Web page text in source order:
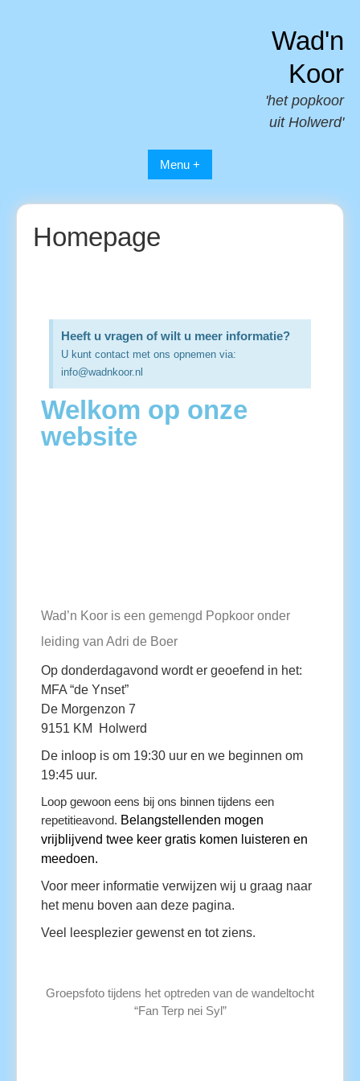
Wad'n
Koor
'het popkoor
uit Holwerd'
Menu +
Homepage
Heeft u vragen of wilt u meer informatie?
U kunt contact met ons opnemen via:
info@wadnkoor.nl
Welkom op onze
website
Wad’n Koor is een gemengd Popkoor onder
leiding van Adri de Boer
Op donderdagavond wordt er geoefend in het:
MFA “de Ynset”
De Morgenzon 7
9151 KM Holwerd
De inloop is om 19:30 uur en we beginnen om
19:45 uur.
Loop gewoon eens bij ons binnen tijdens een
repetitieavond. Belangstellenden mogen
vrijblijvend twee keer gratis komen luisteren en
meedoen.
Voor meer informatie verwijzen wij u graag naar
het menu boven aan deze pagina.
Veel leesplezier gewenst en tot ziens.
Groepsfoto tijdens het optreden van de wandeltocht
“Fan Terp nei Syl”